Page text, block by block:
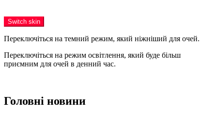
Switch skin
Переключіться на темний режим, який ніжніший для очей.
Переключіться на режим освітлення, який буде більш
приємним для очей в денний час.
Головні новини